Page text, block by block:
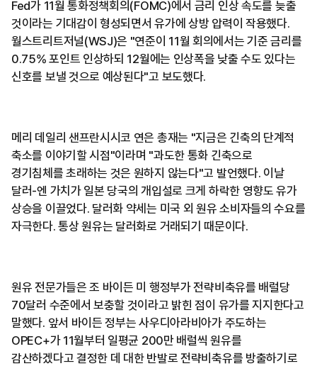
Fed가 11월 통화정책회의(FOMC)에서 금리 인상 속도를 늦출
것이라는 기대감이 형성되면서 유가에 상방 압력이 작용했다.
월스트리트저널(WSJ)은 "연준이 11월 회의에서는 기준 금리를
0.75% 포인트 인상하되 12월에는 인상폭을 낮출 수도 있다는
신호를 보낼 것으로 예상된다"고 보도했다.
메리 데일리 샌프란시시코 연은 총재는 "지금은 긴축의 단계적
축소를 이야기할 시점"이라며 "과도한 통화 긴축으로
경기침체를 초래하는 것은 원하지 않는다"고 발언했다. 이날
달러-엔 가치가 일본 당국의 개입설로 크게 하락한 영향도 유가
상승을 이끌었다. 달러화 약세는 미국 외 원유 소비자들의 수요를
자극한다. 통상 원유는 달러화로 거래되기 때문이다.
원유 전문가들은 조 바이든 미 행정부가 전략비축유를 배럴당
70달러 수준에서 보충할 것이라고 밝힌 점이 유가를 지지한다고
말했다. 앞서 바이든 정부는 사우디아라비아가 주도하는
OPEC+가 11월부터 일평균 200만 배럴씩 원유를
감산하겠다고 결정한 데 대한 반발로 전략비축유를 방출하기로